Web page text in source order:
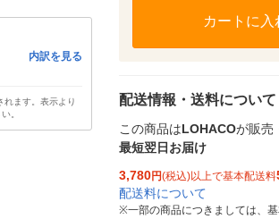
内訳を見る
れます。表示より
。
カートに入
配送情報・送料について
この商品はLOHACOが販売
最短翌日お届け
3,780円(税込)以上で基本配送料
配送料について
※一部の商品につきましては、